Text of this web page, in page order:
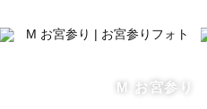
M お宮参り